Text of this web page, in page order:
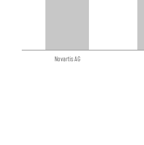
Novartis AG